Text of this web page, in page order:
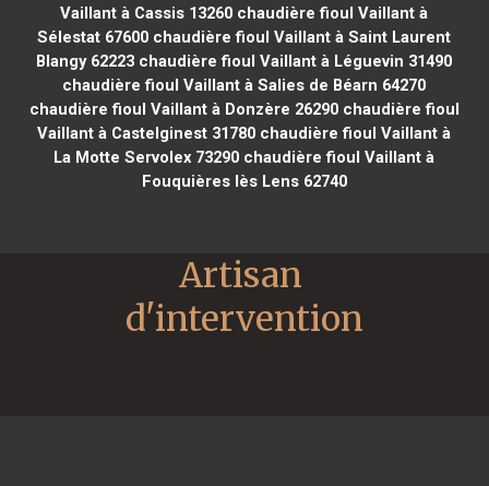
Vaillant à Cassis 13260 chaudière fioul Vaillant à
Sélestat 67600 chaudière fioul Vaillant à Saint Laurent
Blangy 62223 chaudière fioul Vaillant à Léguevin 31490
chaudière fioul Vaillant à Salies de Béarn 64270
chaudière fioul Vaillant à Donzère 26290chaudière fioul
Vaillant à Castelginest 31780 chaudière fioul Vaillant à
La Motte Servolex 73290 chaudière fioul Vaillant à
Fouquières lès Lens 62740
Artisan
d'intervention